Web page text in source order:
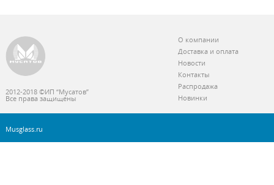
2012-2018 ©ИП “Мусатов”
Все права защищены
О компании
Доставка и оплата
Новости
Контакты
Распродажа
Новинки
Musglass.ru